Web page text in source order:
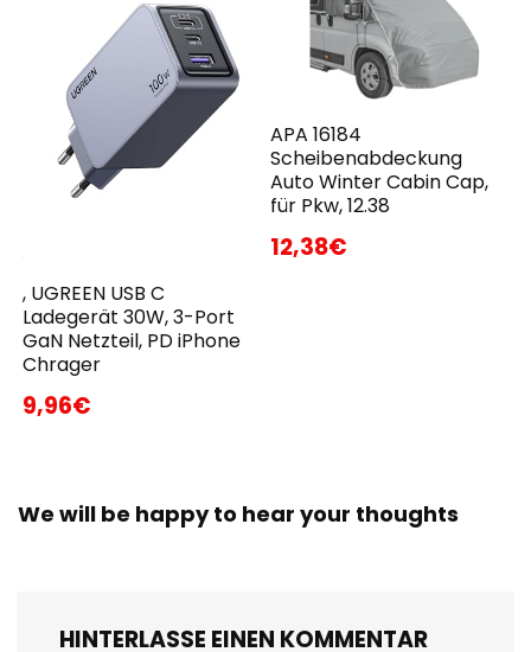
, UGREEN USB C
Ladegerät 30W, 3-Port
GaN Netzteil, PD iPhone
Chrager
9,96€
APA 16184
Scheibenabdeckung
Auto Winter Cabin Cap,
für Pkw, 12.38
12,38€
We will be happy to hear your thoughts
HINTERLASSE EINEN KOMMENTAR